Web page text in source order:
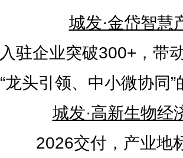
城发·金岱智慧
入驻企业突破300+，带
“龙头引领、中小微协同
城发·高新生物经
2026交付，产业地